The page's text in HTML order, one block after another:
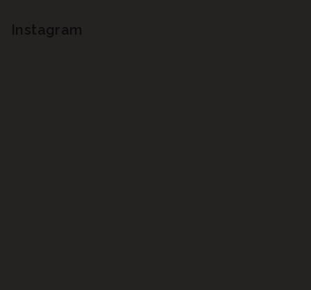
Instagram